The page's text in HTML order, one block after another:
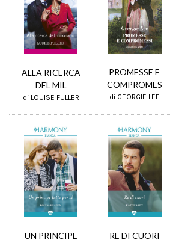
ALLA RICERCA
DEL MIL
di LOUISE FULLER
PROMESSE E
COMPROMES
di GEORGIE LEE
UN PRINCIPE
RE DI CUORI